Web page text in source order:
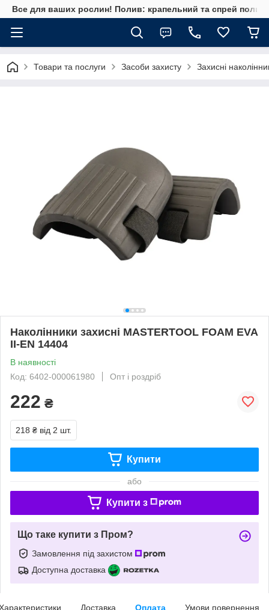
Все для ваших рослин! Полив: крапельний та спрей полив,
Товари та послуги Засоби захисту Захисні
Наколінники захисні MASTERTOOL FOAM EVA
II-EN 14404
В наявності
Код: 6402-000061980
Опт і роздріб
222 ₴
218 ₴ від 2 шт.
Купити
або
Купити з
Що таке купити з Пром?
Замовлення під захистом
Доступна доставка
Доставка Оплата Умови повернення